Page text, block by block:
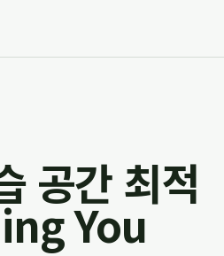
공간 최적
You